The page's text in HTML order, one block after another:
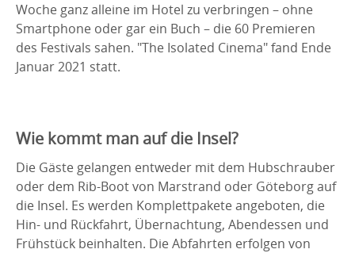
Woche ganz alleine im Hotel zu verbringen – ohne
Smartphone oder gar ein Buch – die 60 Premieren
des Festivals sahen. "The Isolated Cinema" fand Ende
Januar 2021 statt.
Wie kommt man auf die Insel?
Die Gäste gelangen entweder mit dem Hubschrauber
oder dem Rib-Boot von Marstrand oder Göteborg auf
die Insel. Es werden Komplettpakete angeboten, die
Hin- und Rückfahrt, Übernachtung, Abendessen und
Frühstück beinhalten. Die Abfahrten erfolgen von